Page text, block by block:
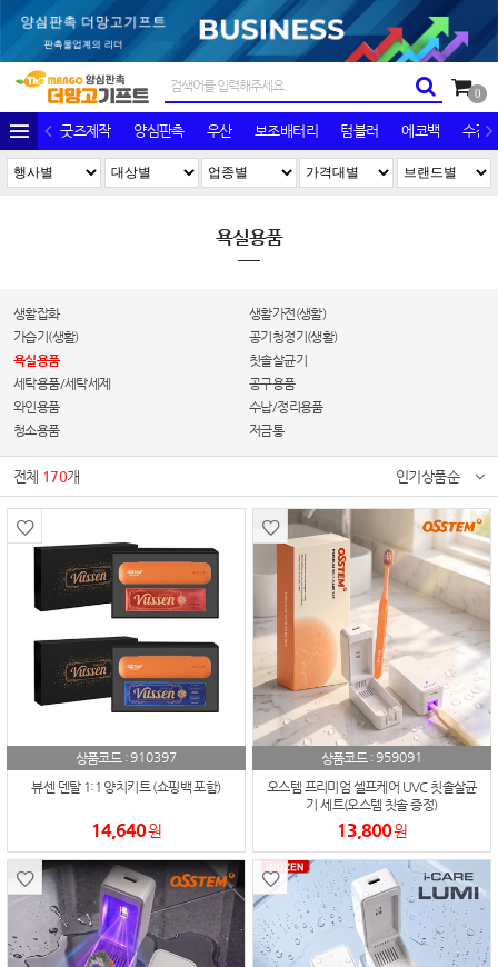
0
굿즈제작 양심판촉 우산 보조배터리 텀블러 에코백 수건/
욕실용품
생활잡화
생활가전(생활)
가습기(생활)
공기청정기(생활)
욕실용품
칫솔살균기
세탁용품/세탁세제
공구용품
와인용품
수납/정리용품
청소용품
저금통
전체 170개 인기상품순
상품코드 :910397
뷰센 덴탈 1:1 양치키트 (쇼핑백 포함)
14,640원
상품코드 :959091
오스템 프리미엄 셀프케어 UVC 칫솔살균
기 세트(오스템 칫솔 증정)
13,800원